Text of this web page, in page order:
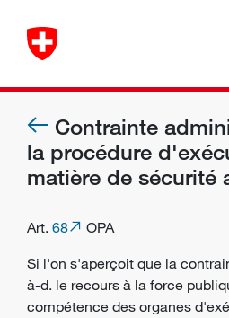
Contrainte
la procédure
matière de sécurité
Art. 68
OPA
Si l'on s'aperçoit que la
à-d. le recours à la force
compétence des organes